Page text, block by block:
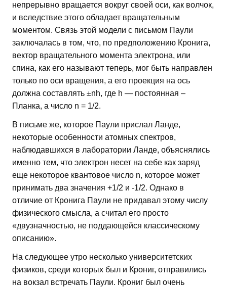
непрерывно вращается вокруг своей оси, как волчок,
и вследствие этого обладает вращательным
моментом. Связь этой модели с письмом Паули
заключалась в том, что, по предположению Кронига,
вектор вращательного момента электрона, или
спина, как его называют теперь, мог быть направлен
только по оси вращения, а его проекция на ось
должна составлять ±nh, где h — постоянная –
Планка, а число n = 1/2.
В письме же, которое Паули прислал Ланде,
некоторые особенности атомных спектров,
наблюдавшихся в лаборатории Ланде, объяснялись
именно тем, что электрон несет на себе как заряд
еще некоторое квантовое число n, которое может
принимать два значения +1/2 и -1/2. Однако в
отличие от Кронига Паули не придавал этому числу
физического смысла, а считал его просто
«двузначностью, не поддающейся классическому
описанию».
На следующее утро несколько университетских
физиков, среди которых был и Крониг, отправились
на вокзал встречать Паули. Крониг был очень